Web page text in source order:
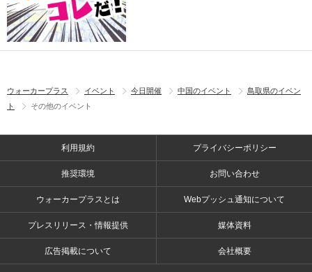
ウォーカープラス イベント 今日開催 中国のイベント
鳥取県のイベン
ト
その他のイベント
利用規約 プライバシーポリシー
推奨環境 お問い合わせ
ウォーカープラスとは Webプッシュ通知について
プレスリリース・情報提供 媒体資料
広告掲載について 会社概要